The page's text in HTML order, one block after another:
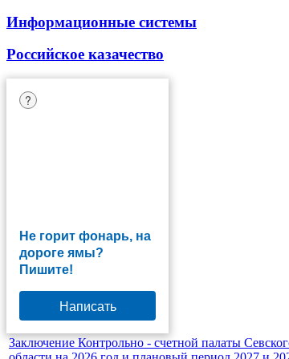
Информационные системы
Российское казачество
Не горит фонарь, на
дороге ямы?
Пишите!
Написать
?
Заключение Контрольно - счетной палаты